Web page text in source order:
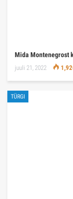
Mida Montenegrost
juuli 21, 2022
TÜRGI